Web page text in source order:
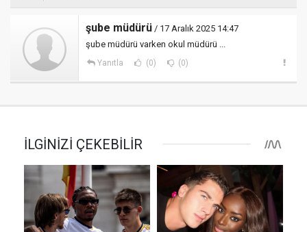
şube müdürü / 17 Aralık 2025 14:47
şube müdürü varken okul müdürü ...
Yanıtla (0) (0)